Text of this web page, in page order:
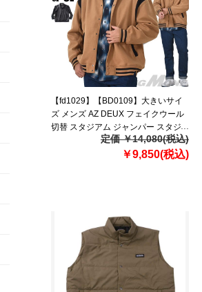
【fd1029】【BD0109】大きいサイ
ズ メンズ AZ DEUX フェイクウール
切替 スタジアム ジャンパー スタジ
ャン 3771-401z定価 ￥14,080(税込)
￥9,850(税込)